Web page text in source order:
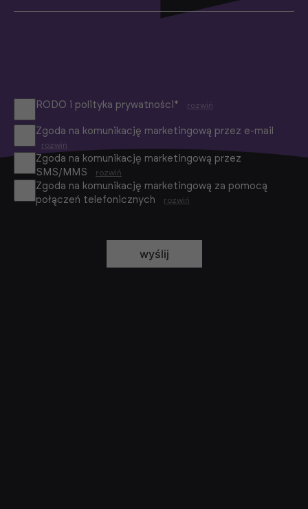
RODO i polityka prywatności* rozwiń
Zgoda na komunikację marketingową przez e-mail
rozwiń
Zgoda na komunikację marketingową przez
SMS/MMS
rozwiń
Zgoda na komunikację marketingową za pomocą
połączeń telefonicznych
rozwiń